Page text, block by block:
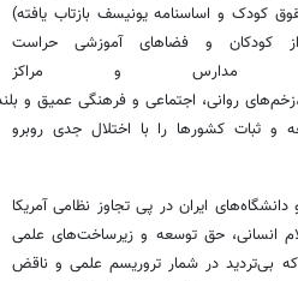
کودک و اساسنامه یونیسف بازتاب یافته)
کودکان و فضاهای آموزشی حراست
مدارس و مراکز
روانی، اجتماعی و فرهنگی عمیق و
و ثبات کشورها را با اختلال جدی روبرو
ایران در پی تجاوز نظامی آمریکا
انسانی، حق توسعه و زیرساخت‌های علمی
بی‌تردید در شمار تروریسم علمی و ناقض